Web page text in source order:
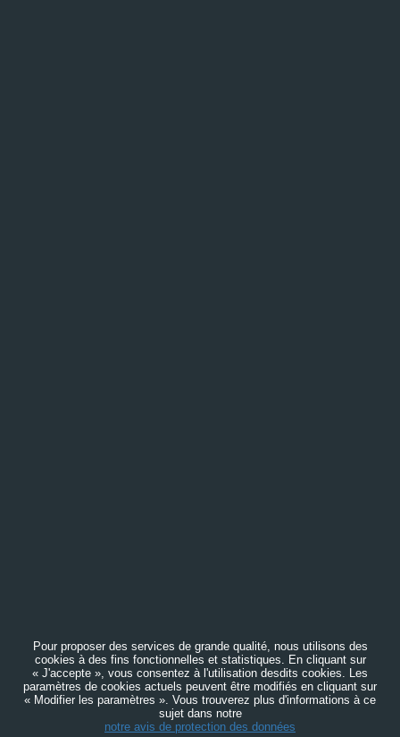
Pour proposer des services de grande qualité, nous utilisons des
cookies à des fins fonctionnelles et statistiques. En cliquant sur
« J'accepte », vous consentez à l'utilisation desdits cookies. Les
paramètres de cookies actuels peuvent être modifiés en cliquant sur
« Modifier les paramètres ». Vous trouverez plus d'informations à ce
sujet dans notre
notre avis de protection des données